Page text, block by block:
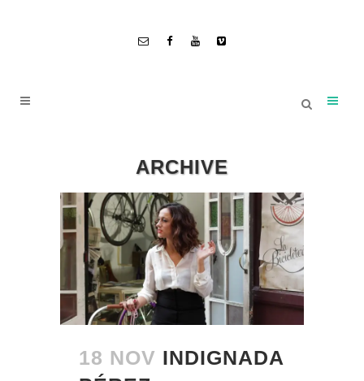
ARCHIVE
18 NOV INDIGNADA